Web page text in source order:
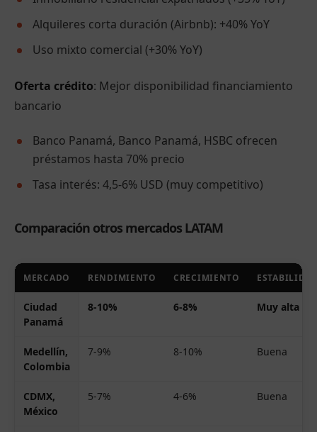
Alquileres corta duración (Airbnb): +40% YoY
Uso mixto comercial (+30% YoY)
Oferta crédito: Mejor disponibilidad financiamiento
bancario
Banco Panamá, Banco Panamá, HSBC ofrecen
préstamos hasta 70% precio
Tasa interés: 4,5-6% USD (muy competitivo)
Comparación otros mercados LATAM
MERCADO RENDIMIENTO CRECIMIENTO
Ciudad
Panamá
8-10% 6-8% Muy alta
Medellín,
Colombia
7-9% 8-10% Buena
CDMX,
México
5-7% 4-6% Buena